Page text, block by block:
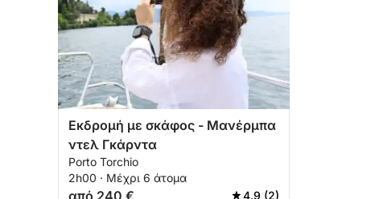
Εκδρομή με σκάφος - Μανέρμπα
ντελ Γκάρντα
Porto Torchio
2h00 · Μέχρι 6 άτομα
από 240 € 4.9 (2)